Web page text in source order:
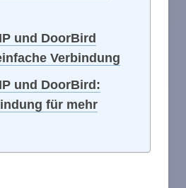
und DoorBird
Verbindung
und DoorBird:
für mehr